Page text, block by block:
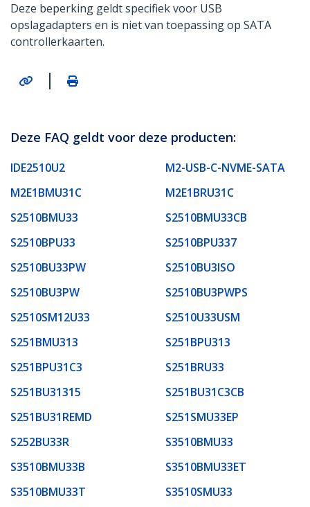
Deze beperking geldt specifiek voor USB
opslagadapters en is niet van toepassing op SATA
controllerkaarten.
|
Deze FAQ geldt voor deze producten:
IDE2510U2
M2-USB-C-NVME-SATA
M2E1BMU31C
M2E1BRU31C
S2510BMU33
S2510BMU33CB
S2510BPU33
S2510BPU337
S2510BU33PW
S2510BU3ISO
S2510BU3PW
S2510BU3PWPS
S2510SM12U33
S2510U33USM
S251BMU313
S251BPU313
S251BPU31C3
S251BRU33
S251BU31315
S251BU31C3CB
S251BU31REMD
S251SMU33EP
S252BU33R
S3510BMU33
S3510BMU33B
S3510BMU33ET
S3510BMU33T
S3510SMU33